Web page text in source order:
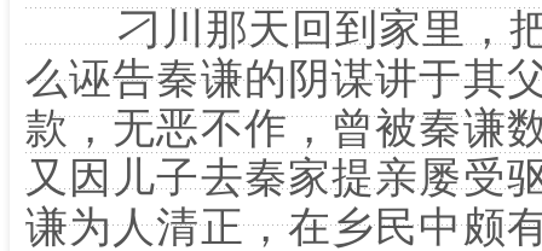
刁川那天回到家里，把
么诬告秦谦的阴谋讲于其
款，无恶不作，曾被秦谦
又因儿子去秦家提亲屡受
谦为人清正，在乡民中颇